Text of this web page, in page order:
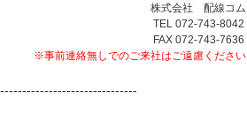
株式会社 配線コム
TEL 072-743-8042
FAX 072-743-7636
※事前連絡無しでのご来社はご遠慮ください
-------------------------------